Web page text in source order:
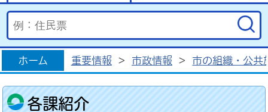
ホーム 重要情報 > 市政情報 > 市の組織・公共
各課紹介